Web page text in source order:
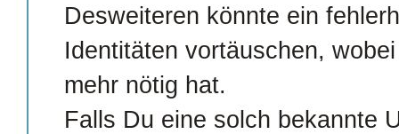
Desweiteren könnte ein
Identitäten vortäuschen,
mehr nötig hat.
Falls Du eine solch bekannte